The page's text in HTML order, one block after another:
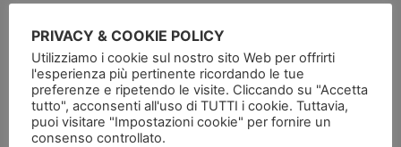
PRIVACY & COOKIE POLICY
Utilizziamo i cookie sul nostro sito Web per offrirti
l'esperienza più pertinente ricordando le tue
preferenze e ripetendo le visite. Cliccando su "Accetta
tutto", acconsenti all'uso di TUTTI i cookie. Tuttavia,
puoi visitare "Impostazioni cookie" per fornire un
consenso controllato.